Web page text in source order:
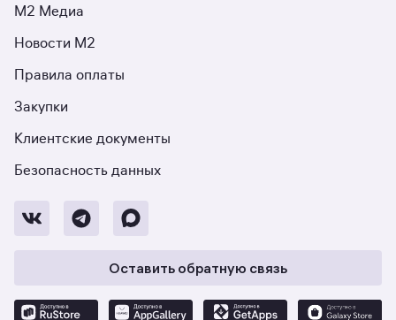
М2 Медиа
Новости М2
Правила оплаты
Закупки
Клиентские документы
Безопасность данных
Оставить обратную связь